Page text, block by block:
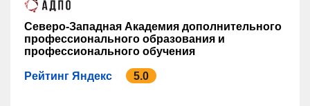
Северо-Западная Академия дополнительного
профессионального образования и
профессионального обучения
Рейтинг Яндекс 5.0